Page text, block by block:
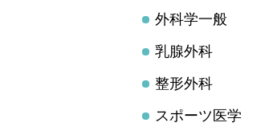
外科学一般
乳腺外科
整形外科
スポーツ医学